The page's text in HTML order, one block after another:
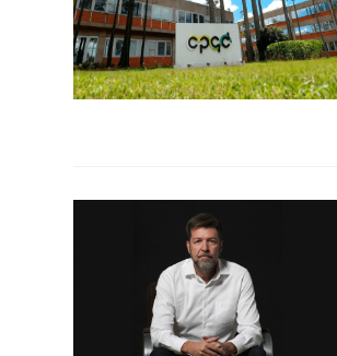
Agricultura
Software